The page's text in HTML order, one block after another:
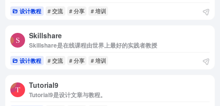
设计教程 # 交流 # 分享 # 培训
Skillshare
Skillshare是在线课程由世界上最好的实践者教授
设计教程 # 交流 # 分享 # 培训
Tutorial9
Tutorial9是设计文章与教程。